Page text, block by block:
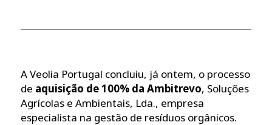
A Veolia Portugal concluiu, já ontem, o processo
de aquisição de 100% da Ambitrevo, Soluções
Agrícolas e Ambientais, Lda., empresa
especialista na gestão de resíduos orgânicos.